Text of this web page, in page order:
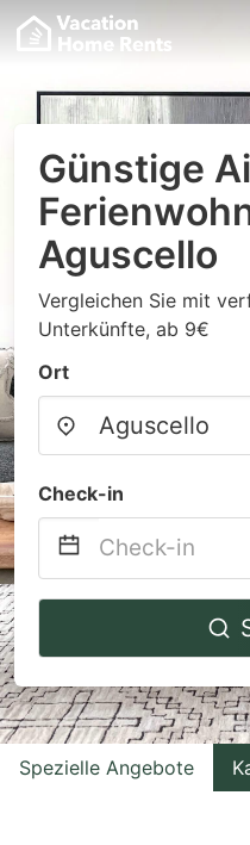
Günstige
Aguscello
Vergleichen Sie mit
Unterkünfte, ab 9€
Ort
Check-in
Navigate
to
interact
with
the
Spezielle Angebote